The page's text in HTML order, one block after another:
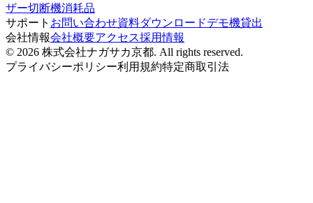
ザー切断機消耗品
サポート お問い合わせ資料ダウンロードデモ機貸出
会社情報会社概要アクセス採用情報
© 2026 株式会社ナガサカ京都. All rights reserved.
プライバシーポリシー利用規約特定商取引法